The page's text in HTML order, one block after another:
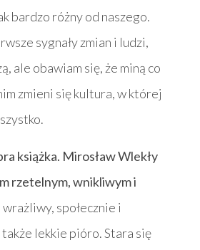
bardzo różny od naszego.
sygnały zmian i ludzi,
ale obawiam się, że miną co
zmieni się kultura, w której
książka. Mirosław Wlekły
rzetelnym, wnikliwym i
wrażliwy, społecznie i
lekkie pióro. Stara się